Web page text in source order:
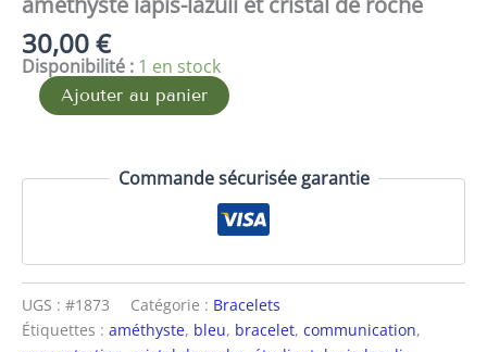
30,00€
Disponibilité : 1 en stock
Ajouter au panier
Commande sécurisée garantie
UGS : #1873 Catégorie : Bracelets
Étiquettes : améthyste, bleu, bracelet, communication,